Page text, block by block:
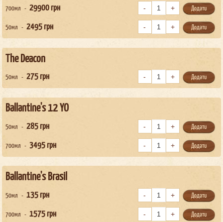
700мл 29900 грн Додати
50мл 2495 грн Додати
The Deacon
50мл 275 грн Додати
Ballantine's 12 YO
50мл 285 грн Додати
700мл 3495 грн Додати
Ballantine's Brasil
50мл 135 грн Додати
700мл 1575 грн Додати